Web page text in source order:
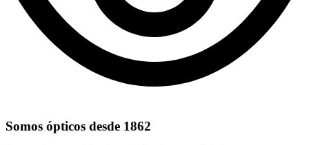
Somos ópticos desde 1862